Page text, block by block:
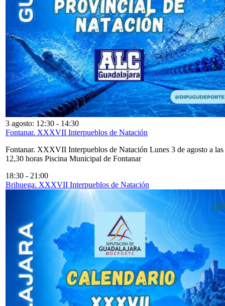
3 agosto: 12:30 - 14:30
Fontanar. XXXVII Interpueblos de Natación
Fontanar. XXXVII Interpueblos de Natación Lunes 3 de agosto a las
12,30 horas Piscina Municipal de Fontanar
18:30 - 21:00
Brihuega. XXXVII Interpueblos de Natación